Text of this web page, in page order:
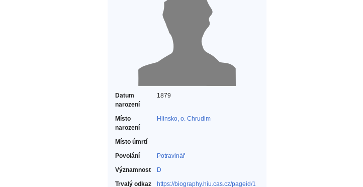
Datum
narození
1879
Místo
narození
Hlinsko, o. Chrudim
Místo úmrtí
Povolání
Potravinář‎
Významnost
D
Trvalý odkaz
https://biography.hiu.cas.cz/pageid/1